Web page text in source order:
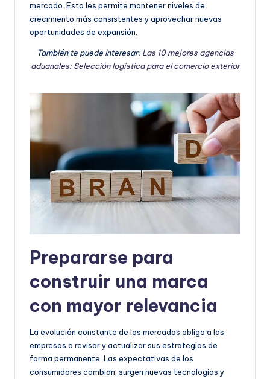
mercado. Esto les permite mantener niveles de
crecimiento más consistentes y aprovechar nuevas
oportunidades de expansión.
También te puede interesar:Las 10 mejores agencias
aduanales: Selección logística para el comercio exterior
Prepararse para
construir una marca
con mayor relevancia
La evolución constante de los mercados obliga a las
empresas a revisar y actualizar sus estrategias de
forma permanente. Las expectativas de los
consumidores cambian, surgen nuevas tecnologías y